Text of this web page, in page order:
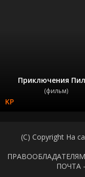
Приключения
(фильм)
(C) Copyright На
ПОЧТА